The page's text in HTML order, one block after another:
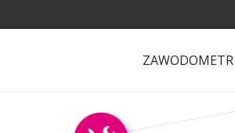
ZAWODOMETR